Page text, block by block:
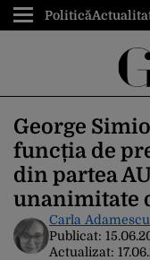
Politică
George
funcția de
din partea
unanimitate
Carla Adamescu
Publicat:
Actualizat: